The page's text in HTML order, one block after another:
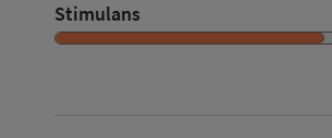
Stimulans